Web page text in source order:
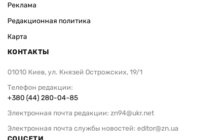
Реклама
Редакционная политика
Карта
КОНТАКТЫ
01010 Киев, ул. Князей Острожских, 19/1
Телефон редакции:
+380 (44) 280-04-85
Электронная почта редакции: zn94@ukr.net
Электронная почта службы новостей: editor@zn.ua